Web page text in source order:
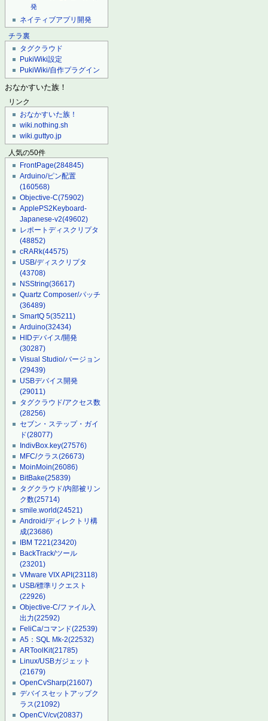
発
ネイティブアプリ開発
チラ裏
タグクラウド
PukiWiki設定
PukiWiki/自作プラグイン
おなかすいた族！
リンク
おなかすいた族！
wiki.nothing.sh
wiki.guttyo.jp
人気の50件
FrontPage(284845)
Arduino/ピン配置
(160568)
Objective-C(75902)
ApplePS2Keyboard-
Japanese-v2(49602)
レポートディスクリプタ
(48852)
cRARk(44575)
USB/ディスクリプタ
(43708)
NSString(36617)
Quartz Composer/パッチ
(36489)
SmartQ 5(35211)
Arduino(32434)
HIDデバイス/開発
(30287)
Visual Studio/バージョン
(29439)
USBデバイス開発
(29011)
タグクラウド/アクセス数
(28256)
セブン・ステップ・ガイ
ド(28077)
IndivBox.key(27576)
MFC/クラス(26673)
MoinMoin(26086)
BitBake(25839)
タグクラウド/内部被リン
ク数(25714)
smile.world(24521)
Android/ディレクトリ構
成(23686)
IBM T221(23420)
BackTrack/ツール
(23201)
VMware VIX API(23118)
USB/標準リクエスト
(22926)
Objective-C/ファイル入
出力(22592)
FeliCa/コマンド(22539)
A5：SQL Mk-2(22532)
ARToolKit(21785)
Linux/USBガジェット
(21679)
OpenCvSharp(21607)
デバイスセットアップク
ラス(21092)
OpenCV/cv(20837)